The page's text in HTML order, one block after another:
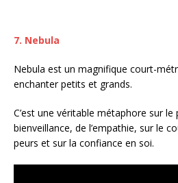
7. Nebula
Nebula est un magnifique court-
enchanter petits et grands.
C’est une véritable métaphore sur le
bienveillance, de l’empathie, sur le
peurs et sur la confiance en soi.